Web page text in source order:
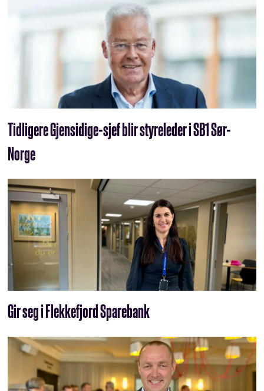
Tidligere Gjensidige-sjef blir styreleder i SB1 Sør-
Norge
Gir seg i Flekkefjord Sparebank